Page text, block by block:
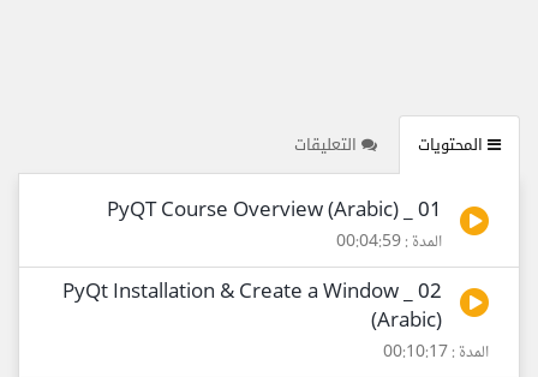
المحتويات التعليقات
01 _ PyQT Course Overview (Arabic)
المدة : 00:04:59
02 _ PyQt Installation & Create a Window
(Arabic)
المدة : 00:10:17